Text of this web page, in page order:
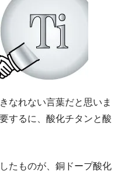
なれない言葉だと思いま
するに、酸化チタンと酸
たものが、銅ドープ酸化